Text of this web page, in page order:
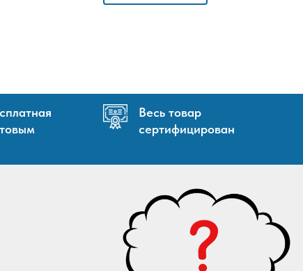
Весь товар
сертифицирован